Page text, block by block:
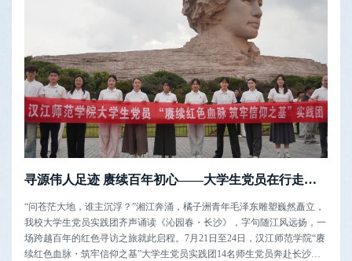
寻源伟人足迹 赓续百年初心——大学生党员在行走的党课中筑牢信仰之基
“问苍茫大地，谁主沉浮？”湘江奔涌，橘子洲青年毛泽东雕塑巍然矗立，
我校大学生党员实践团齐声诵读《沁园春・长沙》，字句随江风远扬，一
场跨越百年的红色寻访之旅就此启程。7月21日至24日，汉江师范学院“赓
续红色血脉・筑牢信仰之基”大学生党员实践团14名师生党员奔赴长沙、